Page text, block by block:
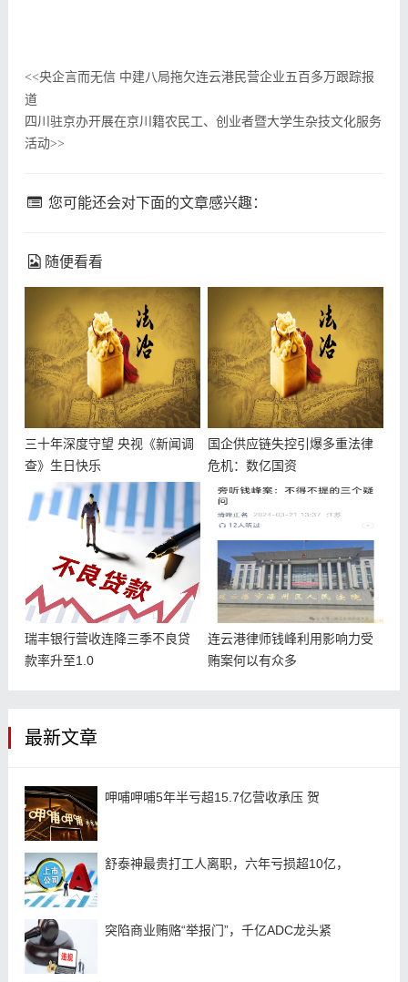
<<央企言而无信 中建八局拖欠连云港民营企业五百多万跟踪报
道
四川驻京办开展在京川籍农民工、创业者暨大学生杂技文化服务
活动>>
您可能还会对下面的文章感兴趣：
随便看看
三十年深度守望 央视《新闻调
查》生日快乐
国企供应链失控引爆多重法律
危机：数亿国资
瑞丰银行营收连降三季不良贷
款率升至1.0
连云港律师钱峰利用影响力受
贿案何以有众多
最新文章
呷哺呷哺5年半亏超15.7亿营收承压 贺
舒泰神最贵打工人离职，六年亏损超10亿，
突陷商业贿赂“举报门”，千亿ADC龙头紧